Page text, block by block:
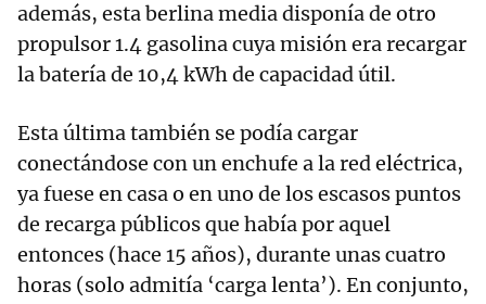
además, esta berlina media disponía de otro
propulsor 1.4 gasolina cuya misión era recargar
la batería de 10,4 kWh de capacidad útil.
Esta última también se podía cargar
conectándose con un enchufe a la red eléctrica,
ya fuese en casa o en uno de los escasos puntos
de recarga públicos que había por aquel
entonces (hace 15 años), durante unas cuatro
horas (solo admitía ‘carga lenta’). En conjunto,